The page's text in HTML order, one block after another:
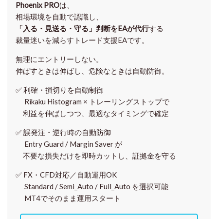
Phoenix PROは、
相場環境を自動で認識し、
「入る・見送る・守る」判断をEAが代行する
裁量迷いを減らすトレード支援EAです。
無理にエントリーしない。
伸ばすときは伸ばし、危険なときは自動防御。
✅利確・損切りを自動制御
Rikaku Histogram × トレーリングストップで
利益を伸ばしつつ、最適なタイミングで確定
✅誤発注・逆行時の自動防御
Entry Guard / Margin Saver が
不要な損失だけを即時カットし、証拠金を守る
✅ FX・CFD対応／自動運用OK
Standard / Semi_Auto / Full_Auto を選択可能
MT4でそのまま運用スタート